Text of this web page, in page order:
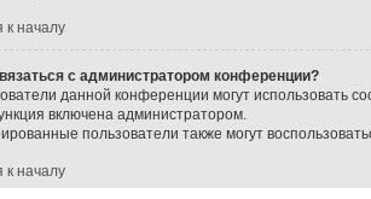
к началу
с администратором конференции?
данной конференции могут использовать
включена администратором.
пользователи также могут
к началу